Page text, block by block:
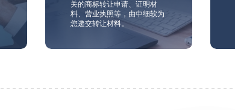
关的商标转让申请、证明材
料、营业执照等，由中细软为
您递交转让材料。